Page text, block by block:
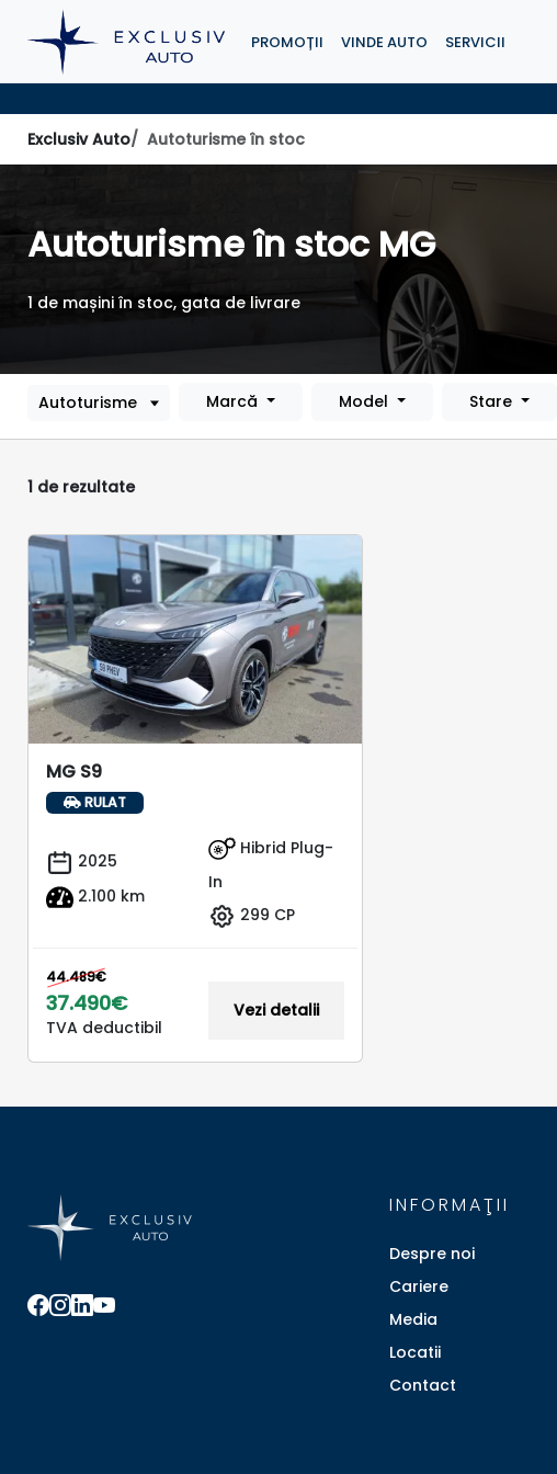
PROMOȚII VINDE AUTO SERVICII
Exclusiv Auto Autoturisme în stoc
Autoturisme în stoc MG
1 de mașini în stoc, gata de livrare
Marcă Model Stare
1 de rezultate
MG S9
RULAT
2025
2.100 km
Hibrid Plug-
In
299 CP
44.489€
37.490€
TVA deductibil
Vezi detalii
INFORMAŢII
Despre noi
Cariere
Media
Locatii
Contact